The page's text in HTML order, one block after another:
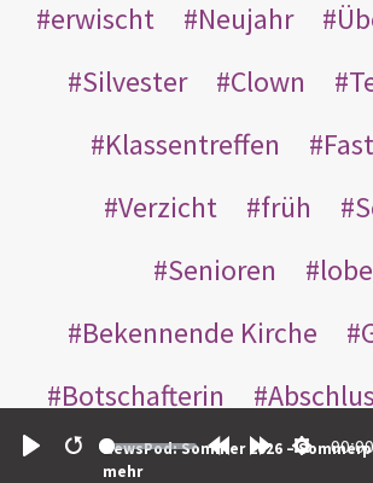
Restart
00:00
NewsPod: Sommer 2026 –
mehr
erwischt
Neujahr
Silvester
Clown
Klassentreffen
Verzicht
früh
Senioren
Bekennende Kirche
Botschafterin
Hitler
Uni